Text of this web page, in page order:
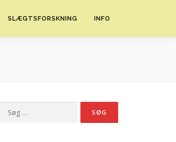
SLÆGTSFORSKNING INFO
efter: